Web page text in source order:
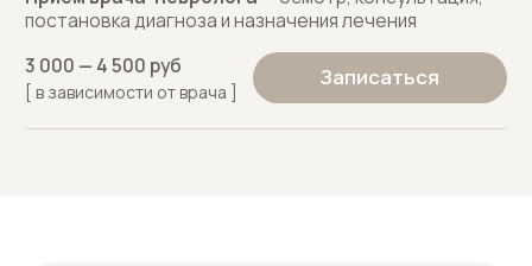
ЗАПИШИТЕСЬ НА ПРИЕМ
Оставьте свои данные для записи на прием,